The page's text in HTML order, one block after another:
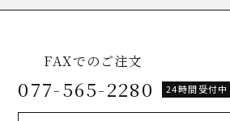
FAXでのご注文
077-565-2280 24時間受付中